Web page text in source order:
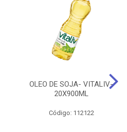
OLEO DE SOJA- VITALIV-
20X900ML
Código: 112122